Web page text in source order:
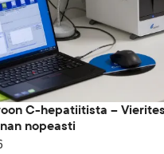
C-hepatiitista –
nopeasti